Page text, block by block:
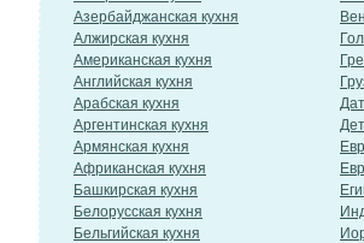
Азербайджанская кухня
Алжирская кухня
Американская кухня
Английская кухня
Арабская кухня
Аргентинская кухня
Армянская кухня
Африканская кухня
Башкирская кухня
Белорусская кухня
Бельгийская кухня